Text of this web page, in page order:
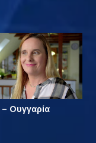
– Ουγγαρία